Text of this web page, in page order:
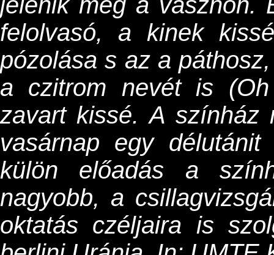
felolvasó, a kinek
pózolása s az a
a czitrom nevét is
zavart kissé. A színház
vasárnap egy
külön előadás a
nagyobb, a
oktatás czéljaira is